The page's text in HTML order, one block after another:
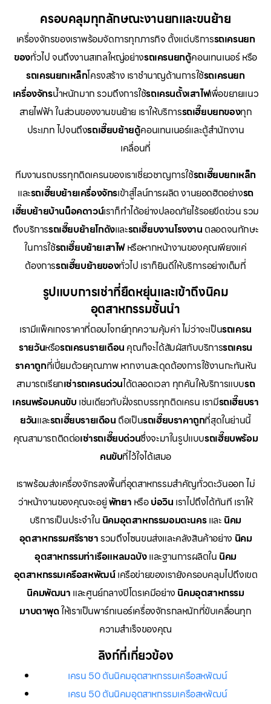
ครอบคลุมทุกลักษณะงานยกและขนย้าย
เครื่องจักรของเราพร้อมจัดการทุกภารกิจ ตั้งแต่บริการรถเครนยก
ของทั่วไป จนถึงงานสเกลใหญ่อย่างรถเครนยกตู้คอนเทนเนอร์ หรือ
รถเครนยกเหล็กโครงสร้าง เราชำนาญด้านการใช้รถเครนยก
เครื่องจักรน้ำหนักมาก รวมถึงการใช้รถเครนตั้งเสาไฟเพื่อขยายแนว
สายไฟฟ้า ในส่วนของงานขนย้าย เราให้บริการรถเฮี๊ยบยกของทุก
ประเภท ไปจนถึงรถเฮี๊ยบย้ายตู้คอนเทนเนอร์และตู้สำนักงาน
เคลื่อนที่
ทีมงานรถบรรทุกติดเครนของเราเชี่ยวชาญการใช้รถเฮี๊ยบยกเหล็ก
และรถเฮี๊ยบย้ายเครื่องจักรเข้าสู่ไลน์การผลิต งานยอดฮิตอย่างรถ
เฮี๊ยบย้ายบ้านน็อคดาวน์เราก็ทำได้อย่างปลอดภัยไร้รอยขีดข่วน รวม
ถึงบริการรถเฮี๊ยบย้ายโกดังและรถเฮี๊ยบงานโรงงาน ตลอดจนทักษะ
ในการใช้รถเฮี๊ยบย้ายเสาไฟหรือหากหน้างานของคุณเพียงแค่
ต้องการรถเฮี๊ยบย้ายของทั่วไป เราก็ยินดีให้บริการอย่างเต็มที่
รูปแบบการเช่าที่ยืดหยุ่นและเข้าถึงนิคม
อุตสาหกรรมชั้นนำ
เรามีแพ็คเกจราคาที่ตอบโจทย์ทุกความคุ้มค่า ไม่ว่าจะเป็นรถเครน
รายวันหรือรถเครนรายเดือน คุณก็จะได้สัมผัสกับบริการรถเครน
ราคาถูกที่เปี่ยมด้วยคุณภาพ หากงานสะดุดต้องการใช้งานกะทันหัน
สามารถเรียกเช่ารถเครนด่วนได้ตลอดเวลา ทุกคันให้บริการแบบรถ
เครนพร้อมคนขับ เช่นเดียวกับฝั่งรถบรรทุกติดเครน เรามีรถเฮี๊ยบรา
ยวันและรถเฮี๊ยบรายเดือน ถือเป็นรถเฮี๊ยบราคาถูกที่สุดในย่านนี้
คุณสามารถติดต่อเช่ารถเฮี๊ยบด่วนซึ่งจะมาในรูปแบบรถเฮี๊ยบพร้อม
คนขับที่ไว้ใจได้เสมอ
เราพร้อมส่งเครื่องจักรลงพื้นที่อุตสาหกรรมสำคัญทั่วตะวันออก ไม่
ว่าหน้างานของคุณจะอยู่พัทยา หรือบ่อวิน เราไปถึงได้ทันที เราให้
บริการเป็นประจำใน นิคมอุตสาหกรรมอมตะนครและ นิคม
อุตสาหกรรมศรีราชารวมถึงโซนขนส่งและคลังสินค้าอย่าง นิคม
อุตสาหกรรมท่าเรือแหลมฉบังและฐานการผลิตใน นิคม
อุตสาหกรรมเครือสหพัฒน์เครือข่ายของเรายังครอบคลุมไปถึงเขต
นิคมพัฒนา และศูนย์กลางปิโตรเคมีอย่าง นิคมอุตสาหกรรม
มาบตาพุดให้เราเป็นพาร์ทเนอร์เครื่องจักรกลหนักที่ขับเคลื่อนทุก
ความสำเร็จของคุณ
ลิงก์ที่เกี่ยวข้อง
เครน 50 ตันนิคมอุตสาหกรรมเครือสหพัฒน์
เครน 50 ตันนิคมอุตสาหกรรมเครือสหพัฒน์